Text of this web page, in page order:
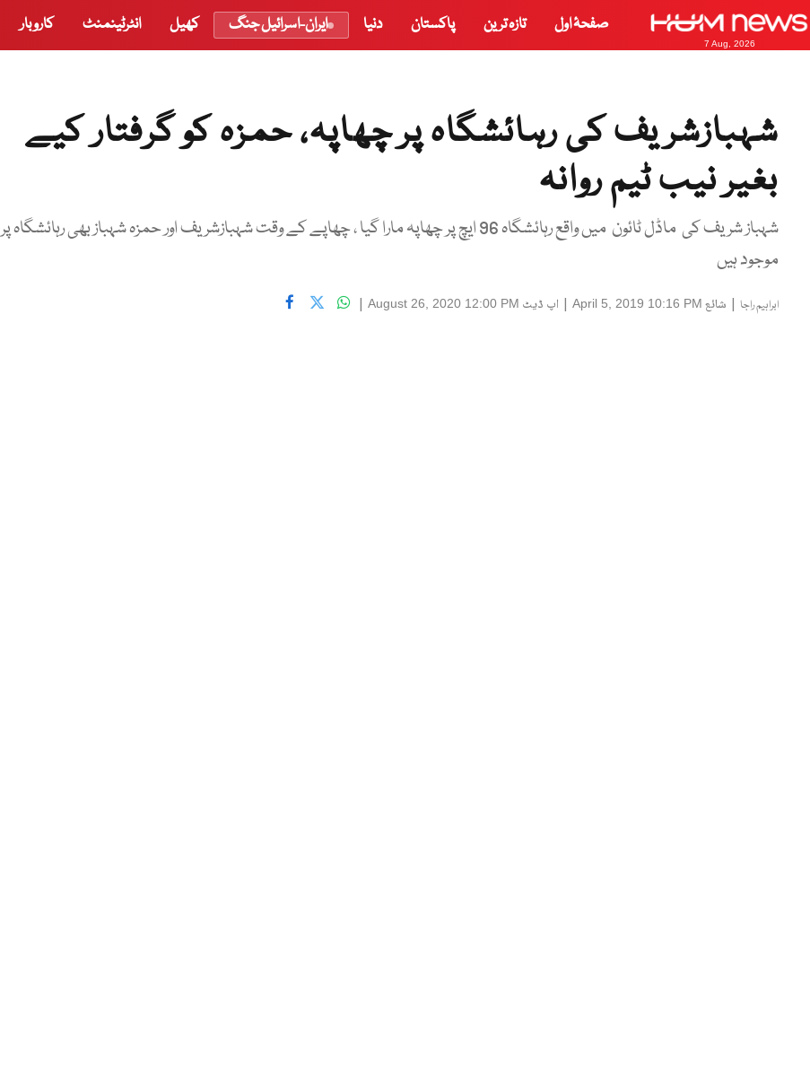
7 Aug, 2026
صفحۂ اول تازہ ترین پاکستان دنیا ایران-اسرائیل جنگ کھیل انٹرٹینمنٹ کاروبار
شہبازشریف کی رہائشگاہ پر چھاپہ، حمزہ کو گرفتار کیے
بغیر نیب ٹیم روانہ
شہباز شریف کی ماڈل ٹائون میں واقع رہائشگاہ 96 ایچ پر چھاپہ مارا گیا ، چھاپے کے وقت شہبازشریف اور حمزہ شہباز بھی رہائشگاہ پر
موجود ہیں
ابراہیم راجا | شائع April 5, 2019 10:16 PM
| اپ ڈیٹ August 26, 2020 12:00 PM
|